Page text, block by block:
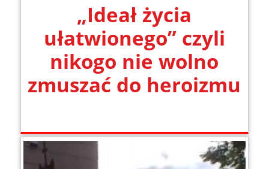
„Ideał życia
ułatwionego” czyli
nikogo nie wolno
zmuszać do heroizmu